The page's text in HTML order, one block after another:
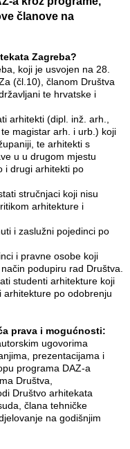
članove na
Zagreba?
koji je usvojen na 28.
(čl.10), članom Društva
te hrvatske i
arhitekti (dipl. inž. arh.,
magistar arh. i urb.) koji
te arhitekti s
u u drugom mjestu
i drugi arhitekti po
stručnjaci koji nisu
arhitekture i
i zaslužni pojedinci po
i pravne osobe koji
podupiru rad Društva.
studenti arhitekture koji
po odobrenju
prava i mogućnosti:
ugovorima
prezentacijama i
programa DAZ-a
Društva,
Društvo arhitekata
člana tehničke
na godišnjim